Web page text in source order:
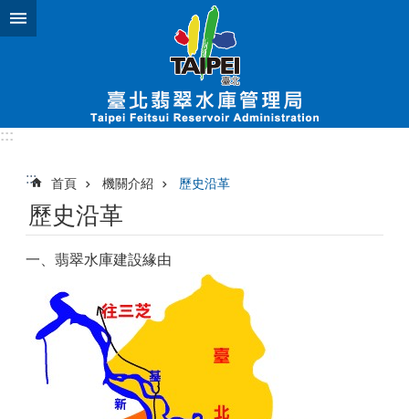
跳到主要內容區塊
:::
::: 首頁 機關介紹 歷史沿革
歷史沿革
一、翡翠水庫建設緣由